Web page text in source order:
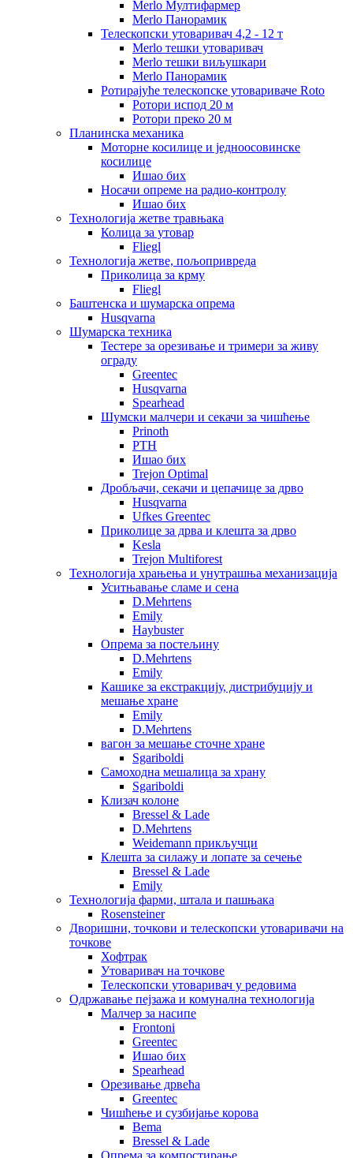
Merlo Мултифармер
Merlo Панорамик
Телескопски утоваривач 4,2 - 12 т
Merlo тешки утоваривач
Merlo тешки виљушкари
Merlo Панорамик
Ротирајуће телескопске утовариваче Roto
Ротори испод 20 м
Ротори преко 20 м
Планинска механика
Моторне косилице и једноосовинске
косилице
Ишао бих
Носачи опреме на радио-контролу
Ишао бих
Технологија жетве травњака
Колица за утовар
Fliegl
Технологија жетве, пољопривреда
Приколица за крму
Fliegl
Баштенска и шумарска опрема
Husqvarna
Шумарска техника
Тестере за орезивање и тримери за живу
ограду
Greentec
Husqvarna
Spearhead
Шумски малчери и секачи за чишћење
Prinoth
PTH
Ишао бих
Trejon Optimal
Дробљачи, секачи и цепачице за дрво
Husqvarna
Ufkes Greentec
Приколице за дрва и клешта за дрво
Kesla
Trejon Multiforest
Технологија храњења и унутрашња механизација
Уситњавање сламе и сена
D.Mehrtens
Emily
Haybuster
Опрема за постељину
D.Mehrtens
Emily
Кашике за екстракцију, дистрибуцију и
мешање хране
Emily
D.Mehrtens
вагон за мешање сточне хране
Sgariboldi
Самоходна мешалица за храну
Sgariboldi
Клизач колоне
Bressel & Lade
D.Mehrtens
Weidemann прикључци
Клешта за силажу и лопате за сечење
Bressel & Lade
Emily
Технологија фарми, штала и пашњака
Rosensteiner
Дворишни, точкови и телескопски утоваривачи на
точкове
Хофтрак
Утоваривач на точкове
Телескопски утоваривач у редовима
Одржавање пејзажа и комунална технологија
Малчер за насипе
Frontoni
Greentec
Ишао бих
Spearhead
Орезивање дрвећа
Greentec
Чишћење и сузбијање корова
Bema
Bressel & Lade
Опрема за компостирање